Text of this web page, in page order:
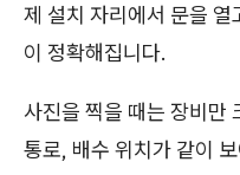
제 설치 자리에서 문을
이 정확해집니다.
사진을 찍을 때는 장비만
통로, 배수 위치가 같이